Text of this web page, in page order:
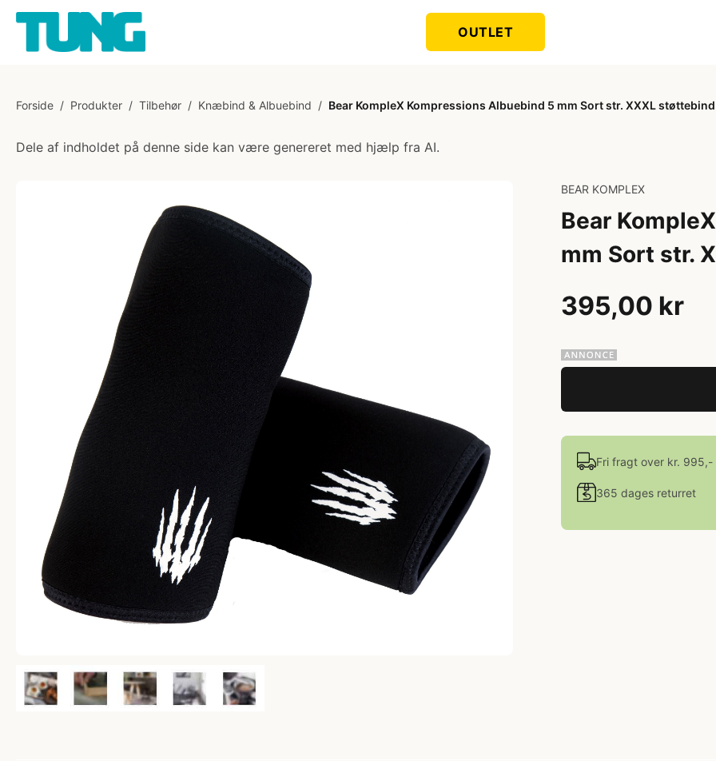
OUTLET
Forside / Produkter / Tilbehør / Knæbind & Albuebind / Bear KompleX Kompressions Albuebind 5 mm Sort str. XXXL
Dele af indholdet på denne side kan være genereret med hjælp fra AI.
BEAR KOMPLEX
Bear
mm Sort str.
395,00 kr
Fri fragt over kr. 995,-
365 dages returret